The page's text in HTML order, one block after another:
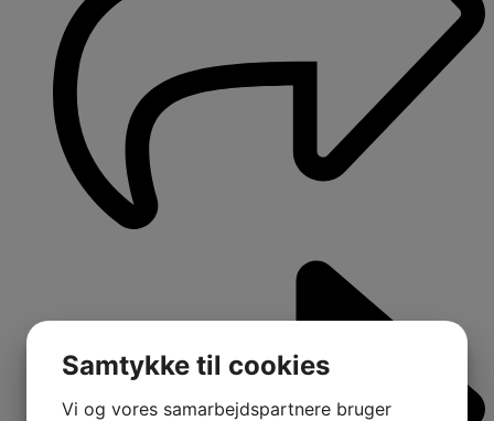
Samtykke til cookies
Vi og vores samarbejdspartnere bruger